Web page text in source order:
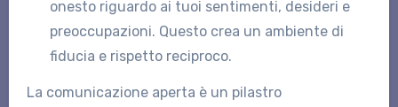
onesto riguardo ai tuoi sentimenti, desideri e
preoccupazioni. Questo crea un ambiente di
fiducia e rispetto reciproco.
La comunicazione aperta è un pilastro